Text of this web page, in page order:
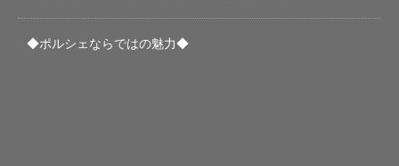
◆ポルシェならではの魅力◆